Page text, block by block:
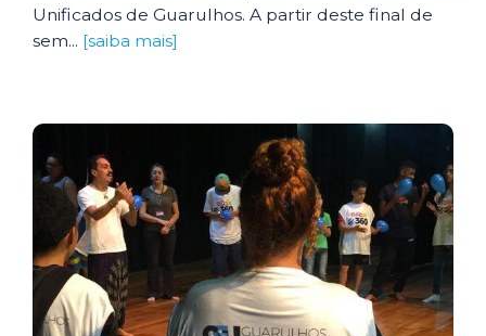
Unificados de Guarulhos. A partir deste final de
sem... [saiba mais]